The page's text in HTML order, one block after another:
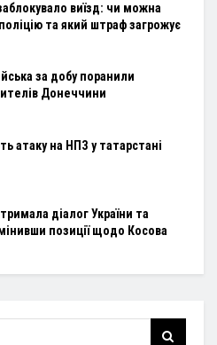
виїзд: чи можна
та який штраф загрожує
за добу поранили
Донеччини
атаку на НПЗ у татарстані
діалог України та
позиції щодо Косова